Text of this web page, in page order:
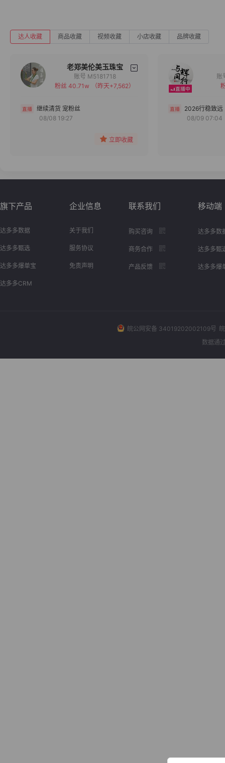
达人收藏 商品收藏 视频收藏 小店收藏 品牌收藏
老郑美伦美玉珠宝
备注
账号 M5181718
粉丝 40.71w
（昨天+7,562）
继续清货 宠粉丝
08/08 19:27
立即收藏
2026行稳致远
08/09 07:04
旗下产品
达多多数据
达多多甄选
达多多爆单宝
达多多CRM
企业信息
关于我们
服务协议
免责声明
联系我们
购买咨询
商务合作
产品反馈
移动端
达多多数
达多多甄
达多多爆
皖公网安备 34019202002109号
数据通